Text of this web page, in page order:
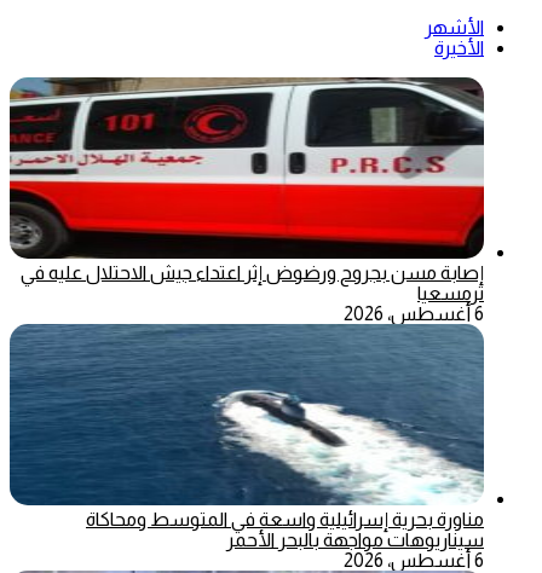
الأشهر
الأخيرة
إصابة مسن بجروح ورضوض إثر اعتداء جيش الاحتلال عليه في
ترمسعيا
6 أغسطس، 2026
مناورة بحرية إسرائيلية واسعة في المتوسط ومحاكاة
سيناريوهات مواجهة بالبحر الأحمر
6 أغسطس، 2026